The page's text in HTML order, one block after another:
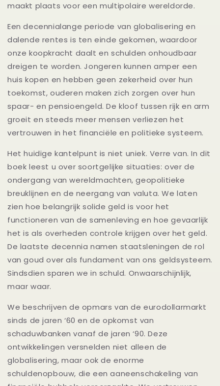
maakt plaats voor een multipolaire wereldorde.
Een decennialange periode van globalisering en
dalende rentes is ten einde gekomen, waardoor
onze koopkracht daalt en schulden onhoudbaar
dreigen te worden. Jongeren kunnen amper een
huis kopen en hebben geen zekerheid over hun
toekomst, ouderen maken zich zorgen over hun
spaar- en pensioengeld. De kloof tussen rijk en arm
groeit en steeds meer mensen verliezen het
vertrouwen in het financiële en politieke systeem.
Het huidige kantelpunt is niet uniek. Verre van. In dit
boek leest u over soortgelijke situaties: over de
ondergang van wereldmachten, geopolitieke
breuklijnen en de neergang van valuta. We laten
zien hoe belangrijk solide geld is voor het
functioneren van de samenleving en hoe gevaarlijk
het is als overheden controle krijgen over het geld.
De laatste decennia namen staatsleningen de rol
van goud over als fundament van ons geldsysteem.
Sindsdien sparen we in schuld. Onwaarschijnlijk,
maar waar.
We beschrijven de opmars van de eurodollarmarkt
sinds de jaren ‘60 en de opkomst van
schaduwbanken vanaf de jaren ‘90. Deze
ontwikkelingen versnelden niet alleen de
globalisering, maar ook de enorme
schuldenopbouw, die een aaneenschakeling van